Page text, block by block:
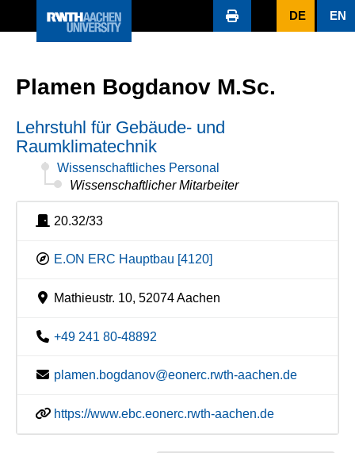
DE EN
Plamen Bogdanov M.Sc.
Lehrstuhl für Gebäude- und
Raumklimatechnik
Wissenschaftliches Personal
Wissenschaftlicher Mitarbeiter
20.32/33
E.ON ERC Hauptbau [4120]
Mathieustr. 10, 52074 Aachen
+49 241 80-48892
plamen.bogdanov@eonerc.rwth-aachen.de
https://www.ebc.eonerc.rwth-aachen.de